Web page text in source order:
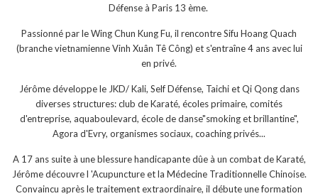
Défense à Paris 13 ème.
Passionné par le Wing Chun Kung Fu, il rencontre Sifu Hoang Quach
(branche vietnamienne Vinh Xuân Tê Công) et s'entraîne 4 ans avec lui
en privé.
Jérôme développe le JKD/ Kali, Self Défense, Taichi et Qi Qong dans
diverses structures: club de Karaté, écoles primaire, comités
d'entreprise, aquaboulevard, école de danse"smoking et brillantine",
Agora d'Evry, organismes sociaux, coaching privés...
A 17 ans suite à une blessure handicapante dûe à un combat de Karaté,
Jérôme découvre l 'Acupuncture et la Médecine Traditionnelle Chinoise.
Convaincu après le traitement extraordinaire, il débute une formation